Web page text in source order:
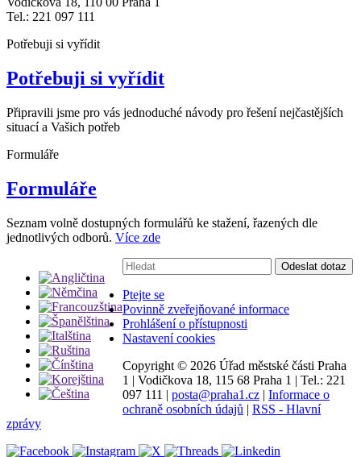
Tel.: 221 097 111
Potřebuji si vyřídit
Potřebuji si vyřídit
Připravili jsme pro vás jednoduché návody pro řešení nejčastějších
situací a Vašich potřeb
Formuláře
Formuláře
Seznam volně dostupných formulářů ke stažení, řazených dle
jednotlivých odborů. Více zde
Vyhledávání:
Odeslat dotaz
Ptejte se
Povinně zveřejňované informace
Prohlášení o přístupnosti
Nastavení cookies
Copyright © 2026 Úřad městské části Praha
1 | Vodičkova 18, 115 68 Praha 1 | Tel.: 221
097 111 | posta@praha1.cz | Informace o
ochraně osobních údajů | RSS - Hlavní
zprávy